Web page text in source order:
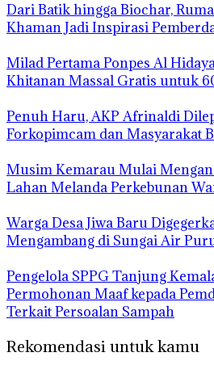
Dari Batik hingga Biochar,
Khaman Jadi Inspirasi
Milad Pertama Ponpes Al
Khitanan Massal Gratis untuk
Penuh Haru, AKP Afrinaldi
Forkopimcam dan Masyarakat
Musim Kemarau Mulai
Lahan Melanda Perkebunan
Warga Desa Jiwa Baru
Mengambang di Sungai Air
Pengelola SPPG Tanjung
Permohonan Maaf kepada
Terkait Persoalan Sampah
Rekomendasi untuk kamu